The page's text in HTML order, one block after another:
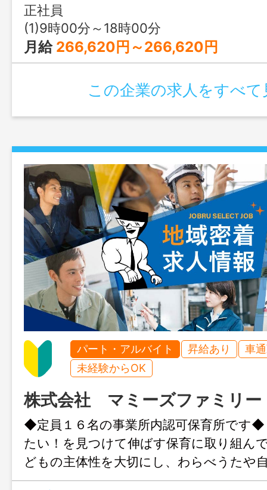
正社員
(1)9時00分～18時00分
月給 266,620円～266,620円
この企業の求人をすべて
パート・アルバイト 昇給あり
車
未経験からOK
株式会社 マミーズファミリー
◆定員１６名の事業所内認可保育所で
たい！を見つけて伸ばす保育に取り組
どもの主体性を大切にし、わらべうたや
い、五感 を使った体験を通して、子ど